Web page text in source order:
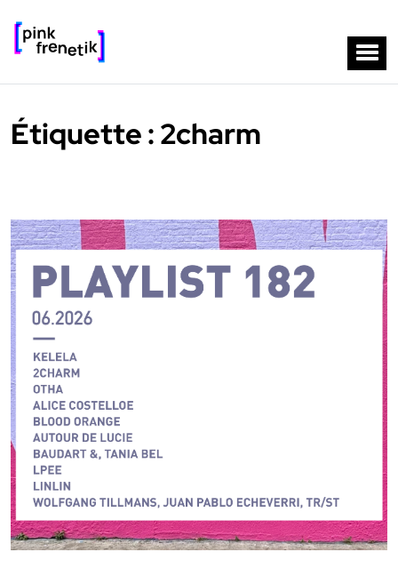
Étiquette :2charm